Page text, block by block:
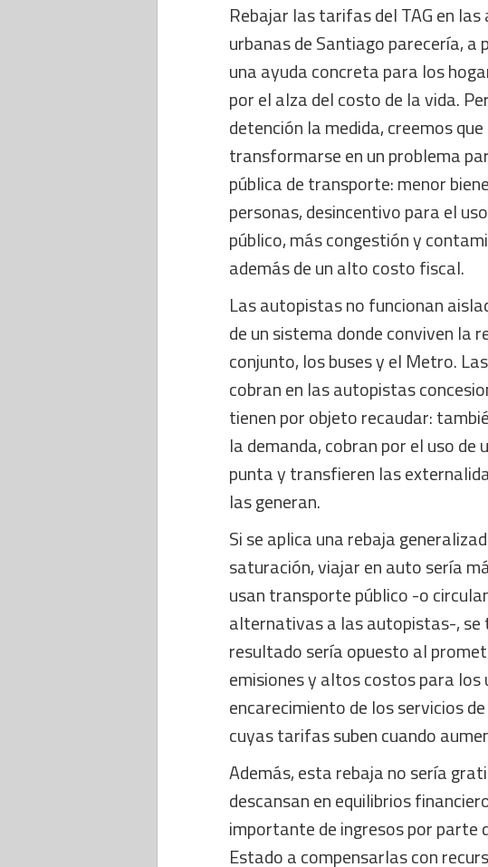
Rebajar las tarifas del TAG en
urbanas de Santiago parecería, a
una ayuda concreta para los
por el alza del costo de la vida.
detención la medida, creemos que
transformarse en un problema
pública de transporte: menor
personas, desincentivo para el
público, más congestión y
además de un alto costo fiscal.
Las autopistas no funcionan
de un sistema donde conviven la
conjunto, los buses y el Metro.
cobran en las autopistas
tienen por objeto recaudar:
la demanda, cobran por el uso
punta y transfieren las
las generan.
Si se aplica una rebaja
saturación, viajar en auto sería
usan transporte público -o
alternativas a las autopistas-,
resultado sería opuesto al
emisiones y altos costos para los
encarecimiento de los servicios
cuyas tarifas suben cuando
Además, esta rebaja no sería
descansan en equilibrios
importante de ingresos por parte
Estado a compensarlas con